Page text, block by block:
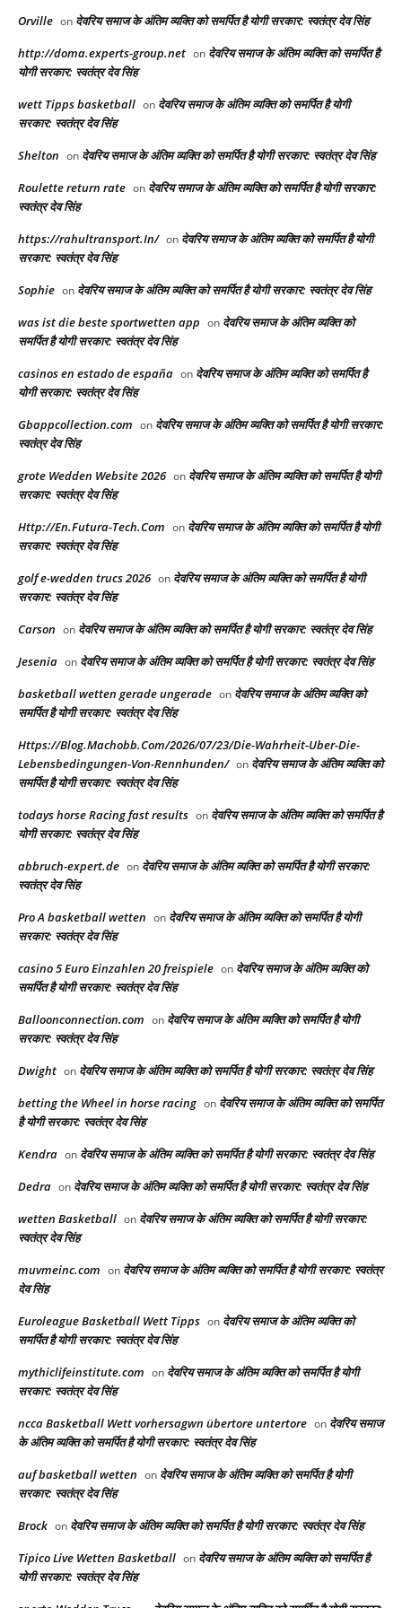
Orville on देवरिय समाज के अंतिम व्यक्ति को समर्पित है योगी सरकार: स्वतंत्र देव सिंह
http://doma.experts-group.net on देवरिय समाज के अंतिम व्यक्ति को समर्पित है
योगी सरकार: स्वतंत्र देव सिंह
wett Tipps basketball on देवरिय समाज के अंतिम व्यक्ति को समर्पित है योगी
सरकार: स्वतंत्र देव सिंह
Shelton on देवरिय समाज के अंतिम व्यक्ति को समर्पित है योगी सरकार: स्वतंत्र देव सिंह
Roulette return rate on देवरिय समाज के अंतिम व्यक्ति को समर्पित है योगी सरकार:
स्वतंत्र देव सिंह
https://rahultransport.In/ on देवरिय समाज के अंतिम व्यक्ति को समर्पित है योगी
सरकार: स्वतंत्र देव सिंह
Sophie on देवरिय समाज के अंतिम व्यक्ति को समर्पित है योगी सरकार: स्वतंत्र देव सिंह
was ist die beste sportwetten app on देवरिय समाज के अंतिम व्यक्ति को
समर्पित है योगी सरकार: स्वतंत्र देव सिंह
casinos en estado de españa on देवरिय समाज के अंतिम व्यक्ति को समर्पित है
योगी सरकार: स्वतंत्र देव सिंह
Gbappcollection.com on देवरिय समाज के अंतिम व्यक्ति को समर्पित है योगी सरकार:
स्वतंत्र देव सिंह
grote Wedden Website 2026 on देवरिय समाज के अंतिम व्यक्ति को समर्पित है योगी
सरकार: स्वतंत्र देव सिंह
Http://En.Futura-Tech.Com on देवरिय समाज के अंतिम व्यक्ति को समर्पित है योगी
सरकार: स्वतंत्र देव सिंह
golf e-wedden trucs 2026 on देवरिय समाज के अंतिम व्यक्ति को समर्पित है योगी
सरकार: स्वतंत्र देव सिंह
Carson on देवरिय समाज के अंतिम व्यक्ति को समर्पित है योगी सरकार: स्वतंत्र देव सिंह
Jesenia on देवरिय समाज के अंतिम व्यक्ति को समर्पित है योगी सरकार: स्वतंत्र देव सिंह
basketball wetten gerade ungerade on देवरिय समाज के अंतिम व्यक्ति को
समर्पित है योगी सरकार: स्वतंत्र देव सिंह
Https://Blog.Machobb.Com/2026/07/23/Die-Wahrheit-Uber-Die-
Lebensbedingungen-Von-Rennhunden/ on देवरिय समाज के अंतिम व्यक्ति को
समर्पित है योगी सरकार: स्वतंत्र देव सिंह
todays horse Racing fast results​ on देवरिय समाज के अंतिम व्यक्ति को समर्पित है
योगी सरकार: स्वतंत्र देव सिंह
abbruch-expert.de on देवरिय समाज के अंतिम व्यक्ति को समर्पित है योगी सरकार:
स्वतंत्र देव सिंह
Pro A basketball wetten on देवरिय समाज के अंतिम व्यक्ति को समर्पित है योगी
सरकार: स्वतंत्र देव सिंह
casino 5 Euro Einzahlen 20 freispiele on देवरिय समाज के अंतिम व्यक्ति को
समर्पित है योगी सरकार: स्वतंत्र देव सिंह
Balloonconnection.com on देवरिय समाज के अंतिम व्यक्ति को समर्पित है योगी
सरकार: स्वतंत्र देव सिंह
Dwight on देवरिय समाज के अंतिम व्यक्ति को समर्पित है योगी सरकार: स्वतंत्र देव सिंह
betting the Wheel in horse racing​ on देवरिय समाज के अंतिम व्यक्ति को समर्पित
है योगी सरकार: स्वतंत्र देव सिंह
Kendra on देवरिय समाज के अंतिम व्यक्ति को समर्पित है योगी सरकार: स्वतंत्र देव सिंह
Dedra on देवरिय समाज के अंतिम व्यक्ति को समर्पित है योगी सरकार: स्वतंत्र देव सिंह
wetten Basketball on देवरिय समाज के अंतिम व्यक्ति को समर्पित है योगी सरकार:
स्वतंत्र देव सिंह
muvmeinc.com on देवरिय समाज के अंतिम व्यक्ति को समर्पित है योगी सरकार: स्वतंत्र
देव सिंह
Euroleague Basketball Wett Tipps on देवरिय समाज के अंतिम व्यक्ति को
समर्पित है योगी सरकार: स्वतंत्र देव सिंह
mythiclifeinstitute.com on देवरिय समाज के अंतिम व्यक्ति को समर्पित है योगी
सरकार: स्वतंत्र देव सिंह
ncca Basketball Wett vorhersagwn übertore untertore on देवरिय समाज
के अंतिम व्यक्ति को समर्पित है योगी सरकार: स्वतंत्र देव सिंह
auf basketball wetten on देवरिय समाज के अंतिम व्यक्ति को समर्पित है योगी
सरकार: स्वतंत्र देव सिंह
Brock on देवरिय समाज के अंतिम व्यक्ति को समर्पित है योगी सरकार: स्वतंत्र देव सिंह
Tipico Live Wetten Basketball on देवरिय समाज के अंतिम व्यक्ति को समर्पित है
योगी सरकार: स्वतंत्र देव सिंह